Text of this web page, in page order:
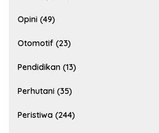
Opini (49)
Otomotif (23)
Pendidikan (13)
Perhutani (35)
Peristiwa (244)